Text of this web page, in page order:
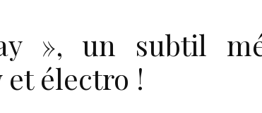
», un subtil
électro !